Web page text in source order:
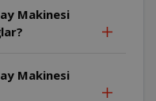
Makinesi
Makinesi